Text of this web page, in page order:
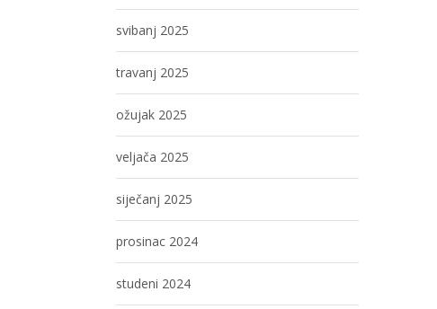
svibanj 2025
travanj 2025
ožujak 2025
veljača 2025
siječanj 2025
prosinac 2024
studeni 2024